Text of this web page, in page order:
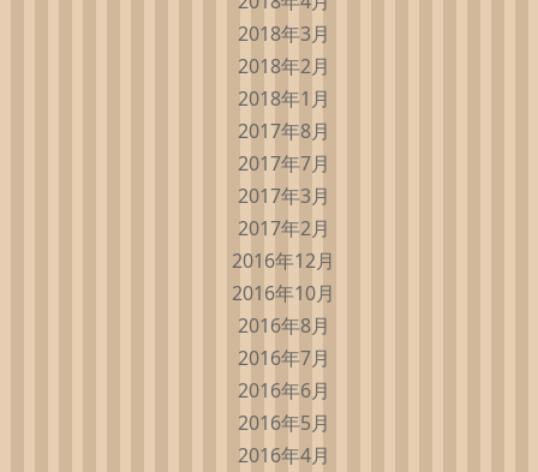
2018年3月
2018年2月
2018年1月
2017年8月
2017年7月
2017年3月
2017年2月
2016年12月
2016年10月
2016年8月
2016年7月
2016年6月
2016年5月
2016年4月